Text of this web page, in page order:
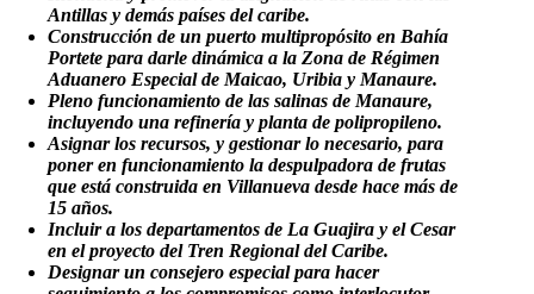
Antillas y demás países del caribe.
Construcción de un puerto multipropósito en Bahía
Portete para darle dinámica a la Zona de Régimen
Aduanero Especial de Maicao, Uribia y Manaure.
Pleno funcionamiento de las salinas de Manaure,
incluyendo una refinería y planta de polipropileno.
Asignar los recursos, y gestionar lo necesario, para
poner en funcionamiento la despulpadora de frutas
que está construida en Villanueva desde hace más de
15 años.
Incluir a los departamentos de La Guajira y el Cesar
en el proyecto del Tren Regional del Caribe.
Designar un consejero especial para hacer